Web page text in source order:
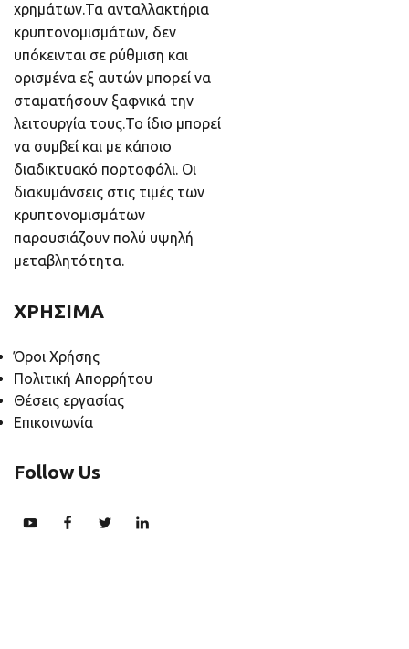
χρημάτων.Τα ανταλλακτήρια
κρυπτονομισμάτων, δεν
υπόκεινται σε ρύθμιση και
ορισμένα εξ αυτών μπορεί να
σταματήσουν ξαφνικά την
λειτουργία τους.Το ίδιο μπορεί
να συμβεί και με κάποιο
διαδικτυακό πορτοφόλι. Οι
διακυμάνσεις στις τιμές των
κρυπτονομισμάτων
παρουσιάζουν πολύ υψηλή
μεταβλητότητα.
ΧΡΗΣΙΜΑ
Όροι Χρήσης
Πολιτική Απορρήτου
Θέσεις εργασίας
Επικοινωνία
Follow Us